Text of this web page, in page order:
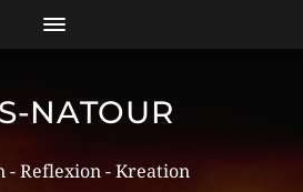
NATOUR
- Reflexion - Kreation